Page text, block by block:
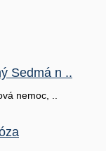
Sedmá n ..
nemoc, ..